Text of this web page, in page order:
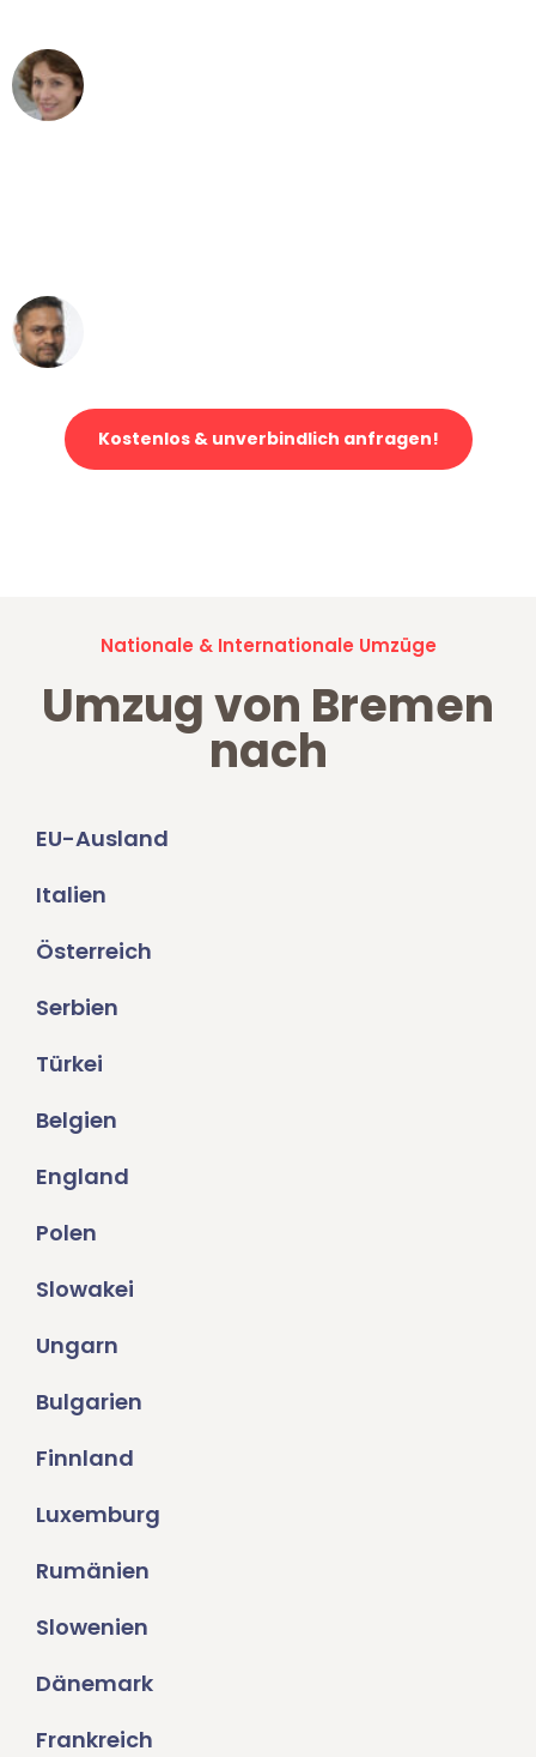
Kostenlos & unverbindlich anfragen!
Nationale & Internationale Umzüge
Umzug von Bremen
nach
EU-Ausland
Italien
Österreich
Serbien
Türkei
Belgien
England
Polen
Slowakei
Ungarn
Bulgarien
Finnland
Luxemburg
Rumänien
Slowenien
Dänemark
Frankreich